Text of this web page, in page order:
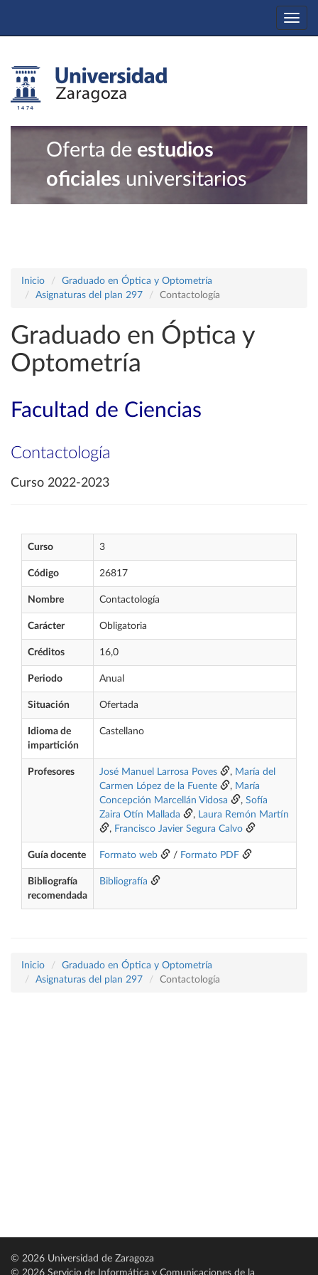
Oferta de estudios
oficiales universitarios
Inicio
Graduado en Óptica y Optometría
Asignaturas del plan 297
Contactología
Graduado en Óptica y
Optometría
Facultad de Ciencias
Contactología
Curso 2022-2023
Curso 3
Código 26817
Nombre Contactología
Carácter Obligatoria
Créditos 16,0
Periodo Anual
Situación Ofertada
Idioma de
impartición
Castellano
Profesores José Manuel Larrosa Poves , María del
Carmen López de la Fuente
, María
Concepción Marcellán Vidosa
, Sofía
Zaira Otín Mallada
, Laura Remón Martín
, Francisco Javier Segura Calvo
Guía docente Formato web / Formato PDF
Bibliografía
recomendada
Bibliografía
Inicio
Graduado en Óptica y Optometría
Asignaturas del plan 297
Contactología
© 2026 Universidad de Zaragoza
© 2026 Servicio de Informática y Comunicaciones de la